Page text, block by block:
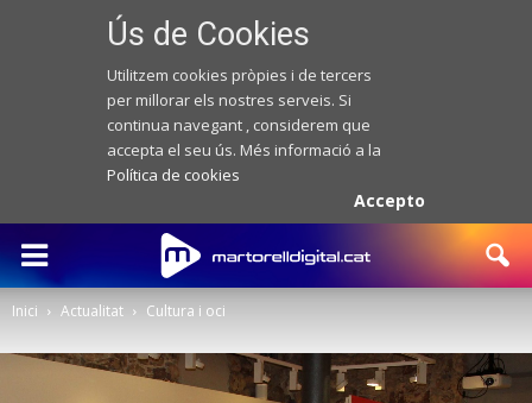
Ús de Cookies
Utilitzem cookies pròpies i de tercers
per millorar els nostres serveis. Si
continua navegant , considerem que
accepta el seu ús. Més informació a la
Política de cookies
Accepto
Inici Actualitat Cultura i oci